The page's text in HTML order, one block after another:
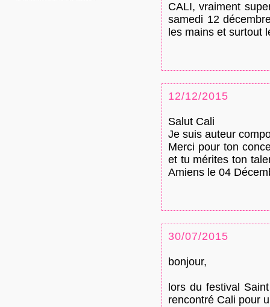
CALI, vraiment
samedi 12
les mains et surtout
12/12/2015
Salut Cali
Je suis auteur
Merci pour ton
et tu mérites ton
Amiens le 04
30/07/2015
bonjour,
lors du festival
rencontré Cali pour